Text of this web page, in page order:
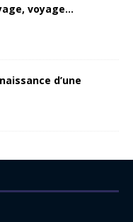
voyage…
d’une